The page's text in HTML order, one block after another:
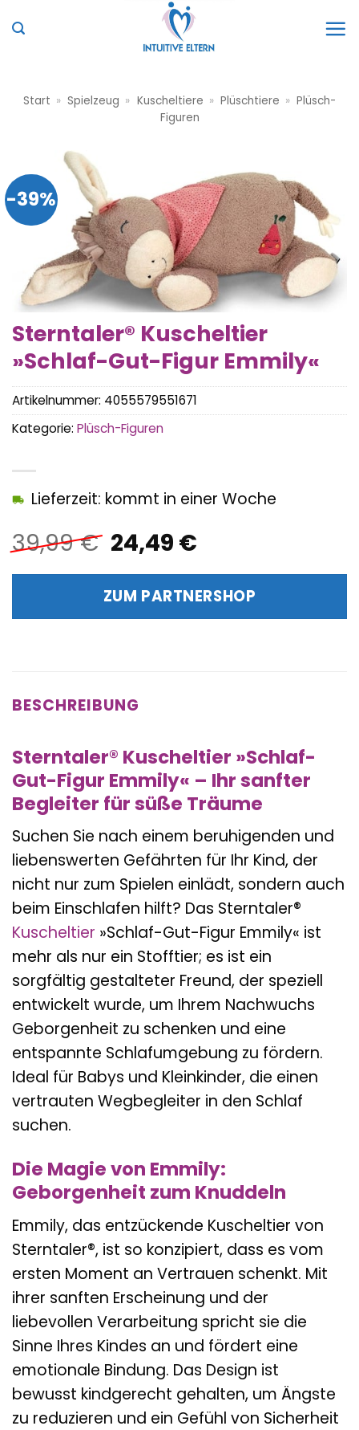
Inhalt
Start » Spielzeug » Kuscheltiere » Plüschtiere » Plüsch-
Figuren
-39%
Sterntaler® Kuscheltier
»Schlaf-Gut-Figur Emmily«
39,99€ Ursprünglicher
Preis
war:
39,99 €
24,49 €Aktueller
ist:
24,49 €.
Lieferzeit: kommt in einer Woche
ZUM PARTNERSHOP
Artikelnummer: 4055579551671
Kategorie: Plüsch-Figuren
BESCHREIBUNG
Sterntaler® Kuscheltier »Schlaf-
Gut-Figur Emmily« – Ihr sanfter
Begleiter für süße Träume
Suchen Sie nach einem beruhigenden und
liebenswerten Gefährten für Ihr Kind, der
nicht nur zum Spielen einlädt, sondern auch
beim Einschlafen hilft? Das Sterntaler®
Kuscheltier »Schlaf-Gut-Figur Emmily« ist
mehr als nur ein Stofftier; es ist ein
sorgfältig gestalteter Freund, der speziell
entwickelt wurde, um Ihrem Nachwuchs
Geborgenheit zu schenken und eine
entspannte Schlafumgebung zu fördern.
Ideal für Babys und Kleinkinder, die einen
vertrauten Wegbegleiter in den Schlaf
suchen.
Die Magie von Emmily:
Geborgenheit zum Knuddeln
Emmily, das entzückende Kuscheltier von
Sterntaler®, ist so konzipiert, dass es vom
ersten Moment an Vertrauen schenkt. Mit
ihrer sanften Erscheinung und der
liebevollen Verarbeitung spricht sie die
Sinne Ihres Kindes an und fördert eine
emotionale Bindung. Das Design ist
bewusst kindgerecht gehalten, um Ängste
zu reduzieren und ein Gefühl von Sicherheit